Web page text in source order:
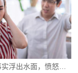
当背叛的事实浮出水面，愤怒与屈辱涌上心头